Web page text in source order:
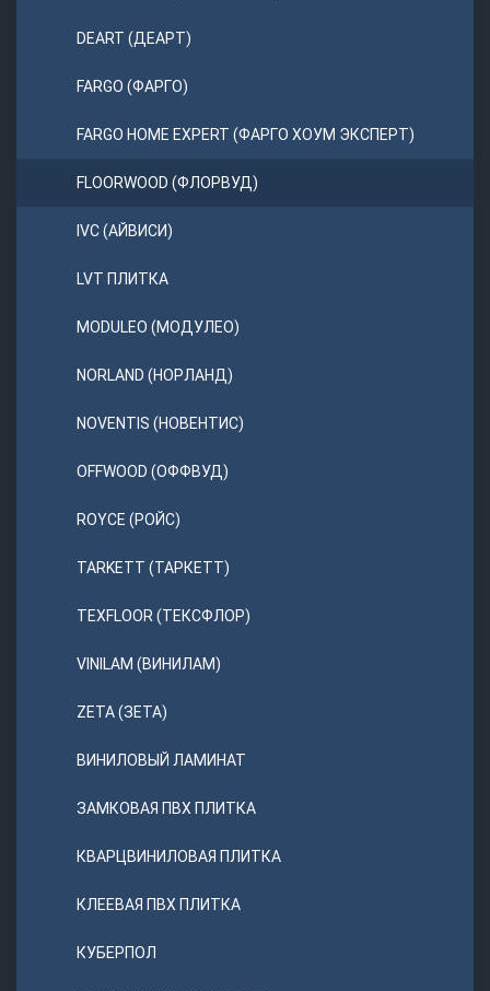
DEART (ДЕАРТ)
FARGO (ФАРГО)
FARGO HOME EXPERT (ФАРГО ХОУМ ЭКСПЕРТ)
FLOORWOOD (ФЛОРВУД)
IVC (АЙВИСИ)
LVT ПЛИТКА
MODULEO (МОДУЛЕО)
NORLAND (НОРЛАНД)
NOVENTIS (НОВЕНТИС)
OFFWOOD (ОФФВУД)
ROYCE (РОЙС)
TARKETT (ТАРКЕТТ)
TEXFLOOR (ТЕКСФЛОР)
VINILAM (ВИНИЛАМ)
ZETA (ЗЕТА)
ВИНИЛОВЫЙ ЛАМИНАТ
ЗАМКОВАЯ ПВХ ПЛИТКА
КВАРЦВИНИЛОВАЯ ПЛИТКА
КЛЕЕВАЯ ПВХ ПЛИТКА
КУБЕРПОЛ